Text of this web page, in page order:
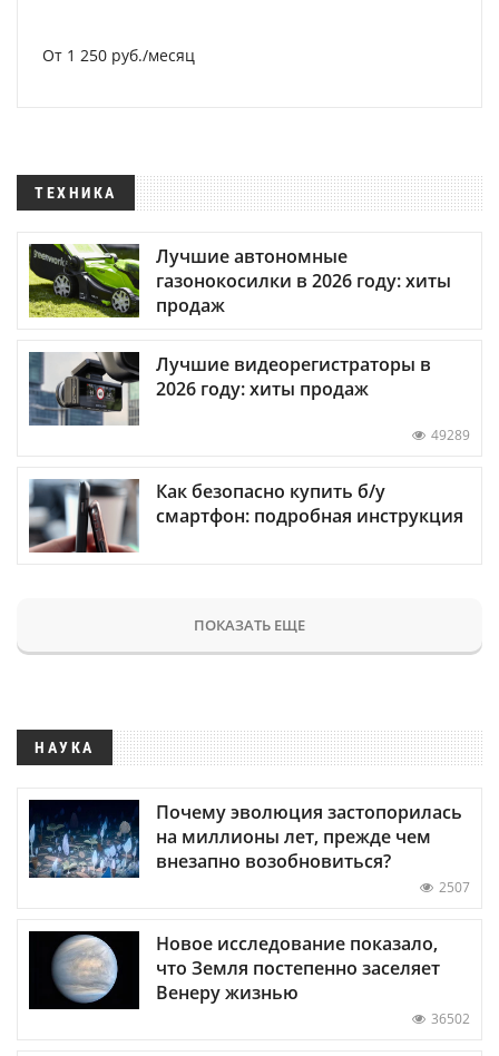
От 1 250 руб./месяц
ТЕХНИКА
Лучшие автономные
газонокосилки в 2026 году: хиты
продаж
Лучшие видеорегистраторы в
2026 году: хиты продаж
49289
Как безопасно купить б/у
смартфон: подробная инструкция
ПОКАЗАТЬ ЕЩЕ
НАУКА
Почему эволюция застопорилась
на миллионы лет, прежде чем
внезапно возобновиться?
2507
Новое исследование показало,
что Земля постепенно заселяет
Венеру жизнью
36502